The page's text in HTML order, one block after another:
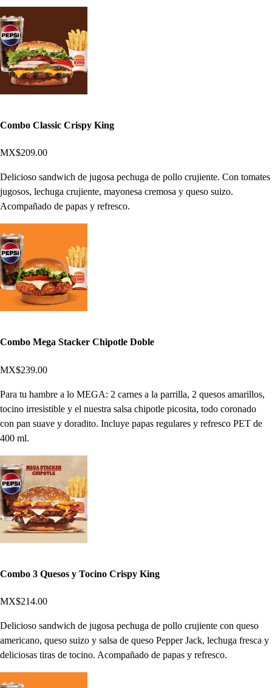
Combo Classic Crispy King
MX$209.00
Delicioso sandwich de jugosa pechuga de pollo crujiente. Con tomates
jugosos, lechuga crujiente, mayonesa cremosa y queso suizo.
Acompañado de papas y refresco.
Combo Mega Stacker Chipotle Doble
MX$239.00
Para tu hambre a lo MEGA: 2 carnes a la parrilla, 2 quesos amarillos,
tocino irresistible y el nuestra salsa chipotle picosita, todo coronado
con pan suave y doradito. Incluye papas regulares y refresco PET de
400 ml.
Combo 3 Quesos y Tocino Crispy King
MX$214.00
Delicioso sandwich de jugosa pechuga de pollo crujiente con queso
americano, queso suizo y salsa de queso Pepper Jack, lechuga fresca y
deliciosas tiras de tocino. Acompañado de papas y refresco.